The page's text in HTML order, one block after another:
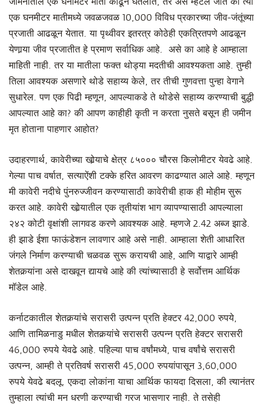
एक घनमीटर मातीमध्ये जवळजवळ 10,000 विविध प्रकारच्या जीव-जंतूंच्या
प्रजाती आढळून येतात. या पृथ्वीवर इतरत्र कोठेही एकत्रितपणे आढळून
येणार्‍या जीव प्रजातीत हे प्रमाण सर्वाधिक आहे. असे का आहे हे आम्हाला
माहिती नाही. तर या मातीला फक्त थोड्या मदतीची आवश्यकता आहे. तुम्ही
तिला आवश्यक असणारे थोडे सहाय्य केले, तर तीची गुणवत्ता पुन्हा वेगाने
सुधारेल. पण एक पिढी म्हणून, आपल्याकडे ते थोडेसे सहाय्य करण्याची बुद्धी
आपल्यात आहे का? की आपण काहीही कृती न करता नुसते बसून ही जमीन
मृत होताना पाहणार आहोत?
उदाहरणार्थ, कावेरीच्या खोर्‍याचे क्षेत्र ८५००० चौरस किलोमीटर येवढे आहे.
गेल्या पाच वर्षात, सत्याऐंशी टक्के हरित आवरण काढण्यात आले आहे. म्हणून
मी कावेरी नदीचे पुंनरुज्जीवन करण्यासाठी कावेरीची हाक ही मोहीम सुरू
करत आहे. कावेरी खोर्‍यातील एक तृतीयांश भाग व्यापण्यासाठी आपल्याला
२४२ कोटी वृक्षांशी लागवड करणे आवश्यक आहे. म्हणजे 2.42 अब्ज झाडे.
ही झाडे ईशा फाऊंडेशन लावणार आहे असे नाही. आम्हाला शेती आधारित
जंगले निर्माण करण्याची चळवळ सुरू करायची आहे, आणि याद्वारे आम्ही
शेतकर्‍यांना असे दाखवून द्यायचे आहे की त्यांच्यासाठी हे सर्वोत्तम आर्थिक
मॉडेल आहे.
कर्नाटकातील शेतकर्‍यांचे सरासरी उत्पन्न प्रति हेक्टर 42,000 रुपये,
आणि तामिळनाडु मधील शेतकर्‍यांचे सरासरी उत्पन्न प्रति हेक्टर सरासरी
46,000 रुपये येवढे आहे. पहिल्या पाच वर्षांमध्ये, पाच वर्षांचे सरासरी
उत्पन्न, आम्ही ते प्रतिवर्ष सरासरी 45,000 रुपयांपासून 3,60,000
रुपये येवढे बदलू. एकदा लोकांना याचा आर्थिक फायदा दिसला, की त्यानंतर
तुम्हाला त्यांची मन धरणी करण्याची गरज भासणार नाही. ते तसेही